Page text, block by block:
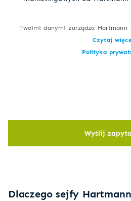
Twoimi danymi zarządza Hartmann
Czytaj
Polityka
Wyślij
Dlaczego sejfy